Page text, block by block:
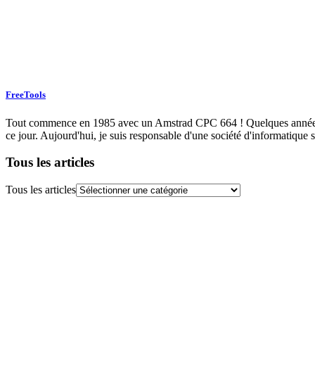
FreeTools
Tout commence en 1985 avec un Amstrad CPC 664 ! Quelques
ce jour. Aujourd'hui, je suis responsable d'une société d'informatique
Tous les articles
Tous les articles